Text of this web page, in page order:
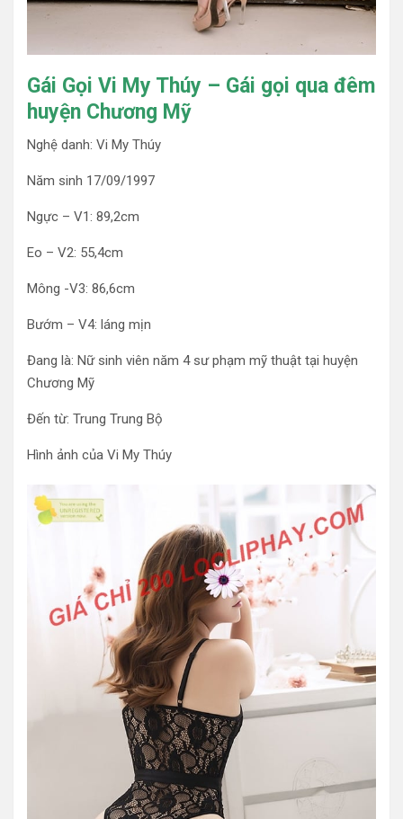
Gái Gọi Vi My Thúy – Gái gọi qua đêm
huyện Chương Mỹ
Nghệ danh: Vi My Thúy
Năm sinh 17/09/1997
Ngực – V1: 89,2cm
Eo – V2: 55,4cm
Mông -V3: 86,6cm
Bướm – V4: láng mịn
Đang là: Nữ sinh viên năm 4 sư phạm mỹ thuật tại huyện
Chương Mỹ
Đến từ: Trung Trung Bộ
Hình ảnh của Vi My Thúy